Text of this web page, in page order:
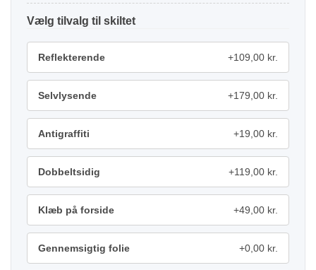
tilvalg
Reflekterende +109,00 kr.
Selvlysende +179,00 kr.
Antigraffiti +19,00 kr.
Dobbeltsidig +119,00 kr.
Klæb på forside +49,00 kr.
Gennemsigtig folie +0,00 kr.